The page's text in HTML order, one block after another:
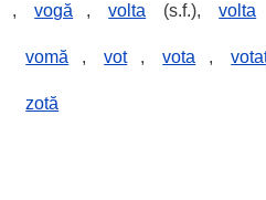
, vogă , volta (s.f.), volta
vomă , vot , vota ,
zotă